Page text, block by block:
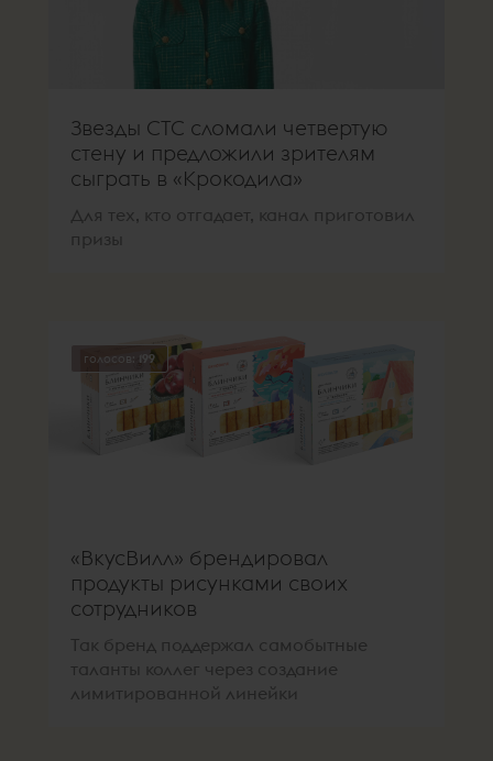
Звезды СТС сломали четвертую
стену и предложили зрителям
сыграть в «Крокодила»
Для тех, кто отгадает, канал приготовил
призы
голосов: 199
«ВкусВилл» брендировал
продукты рисунками своих
сотрудников
Так бренд поддержал самобытные
таланты коллег через создание
лимитированной линейки